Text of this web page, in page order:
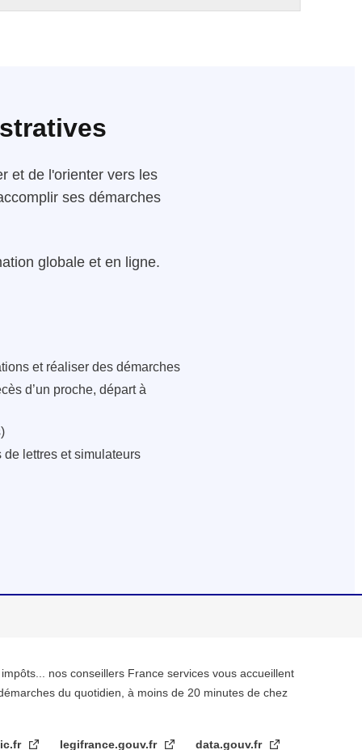
et de l'orienter vers les
ses démarches
globale et en ligne.
et réaliser des démarches
d’un proche, départ à
lettres et simulateurs
nos conseillers France services vous accueillent
du quotidien, à moins de 20 minutes de chez
legifrance.gouv.fr data.gouv.fr